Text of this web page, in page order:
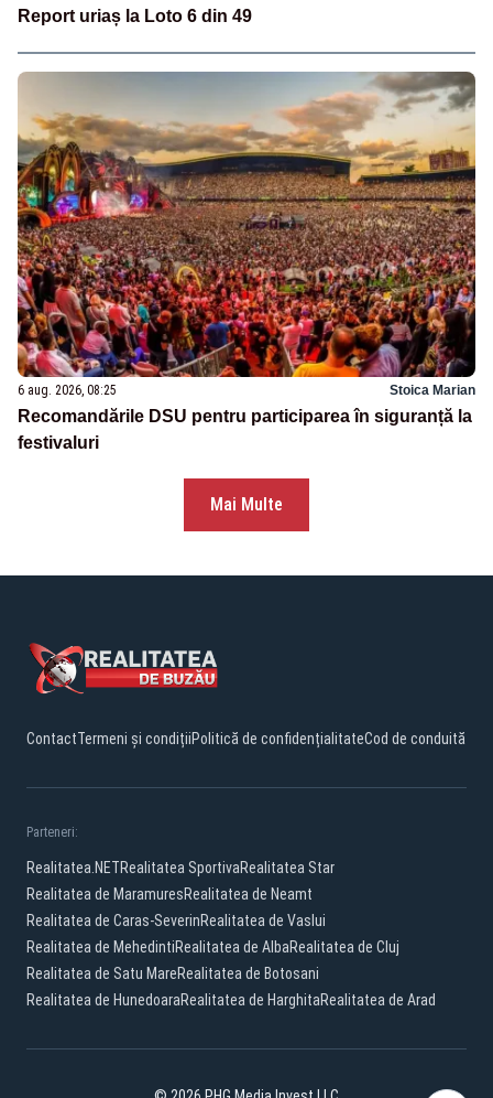
Report uriaș la Loto 6 din 49
6 aug. 2026, 08:25 Stoica Marian
Recomandările DSU pentru participarea în siguranță la
festivaluri
Mai Multe
ContactTermeni și condițiiPolitică de confidențialitateCod de conduită
Parteneri:
Realitatea.NETRealitatea SportivaRealitatea Star
Realitatea de MaramuresRealitatea de Neamt
Realitatea de Caras-SeverinRealitatea de Vaslui
Realitatea de MehedintiRealitatea de AlbaRealitatea de Cluj
Realitatea de Satu MareRealitatea de Botosani
Realitatea de HunedoaraRealitatea de HarghitaRealitatea de Arad